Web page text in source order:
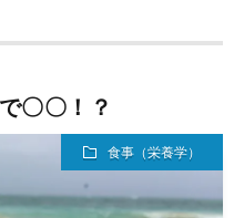
ー
自
紹
ー
オ
〇〇！？
食事（栄養学）